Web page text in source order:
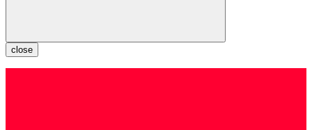
close